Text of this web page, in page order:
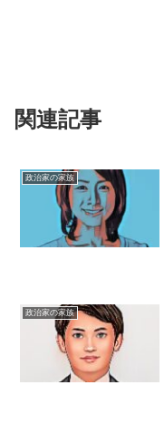
関連記事
政治家の家族
政治家の家族